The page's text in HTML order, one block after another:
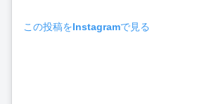
この投稿をInstagramで見る